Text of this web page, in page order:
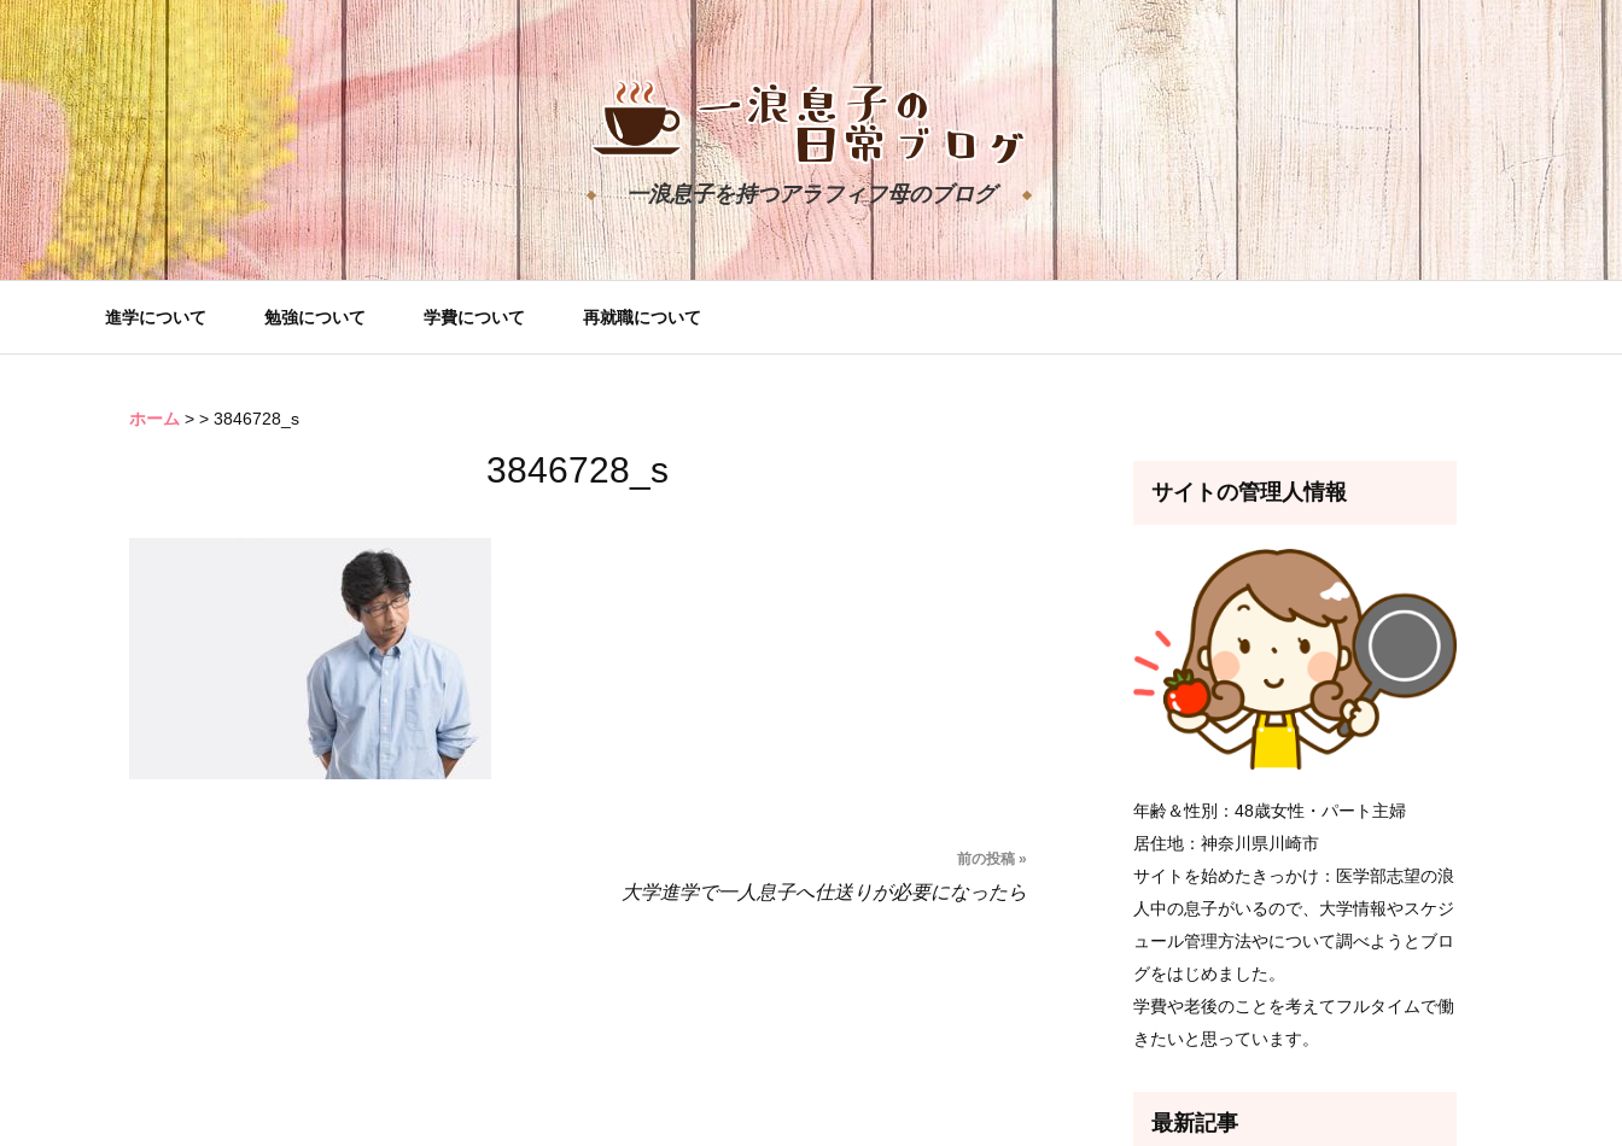
コ
ン
テ
ン
ツ
へ
移
動
一浪息子を持つアラフィフ母のブログ
進学について 勉強について 学費について 再就職について
ホーム > > 3846728_s
3846728_s
前の投稿 »
大学進学で一人息子へ仕送りが必要になったら
サイトの管理人情報
年齢＆性別：48歳女性・パート主婦
居住地：神奈川県川崎市
サイトを始めたきっかけ：医学部志望の浪
人中の息子がいるので、大学情報やスケジ
ュール管理方法やについて調べようとブロ
グをはじめました。
学費や老後のことを考えてフルタイムで働
きたいと思っています。
最新記事